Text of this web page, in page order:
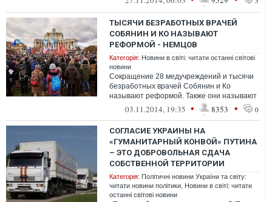
ТЫСЯЧИ БЕЗРАБОТНЫХ ВРАЧЕЙ
СОБЯНИН И КО НАЗЫВАЮТ
РЕФОРМОЙ - НЕМЦОВ
Категорія: Новини в світі: читати останні світові
новини
Сокращение 28 медучреждений и тысячи
безработных врачей Собянин и Ко
называют реформой. Также они называют
реформой укрупнение медучреждений.
03.11.2014, 19:35 • 8353 • 0
СОГЛАСИЕ УКРАИНЫ НА
«ГУМАНИТАРНЫЙ КОНВОЙ» ПУТИНА
– ЭТО ДОБРОВОЛЬНАЯ СДАЧА
СОБСТВЕННОЙ ТЕРРИТОРИИ
Категорія: Політичні новини України та світу:
читати новини політики Новини в світі: читати
останні світові новини